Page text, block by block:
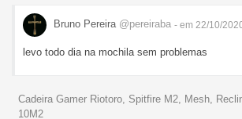
Bruno Pereira @pereiraba - em 22/10/
levo todo dia na mochila sem problemas
Cadeira Gamer Riotoro, Spitfire M2, Mesh,
10M2